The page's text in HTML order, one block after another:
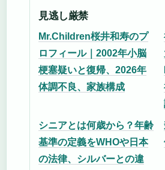
見逃し厳禁
Mr.Children桜井和寿のプ
ロフィール｜2002年小脳
梗塞疑いと復帰、2026年
体調不良、家族構成
シニアとは何歳から？年齢
基準の定義をWHOや日本
の法律、シルバーとの違